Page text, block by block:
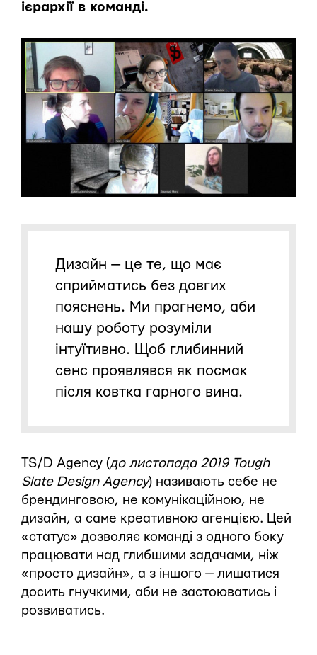
ієрархії в команді.
Дизайн — це те, що має
сприйматись без довгих
пояснень. Ми прагнемо, аби
нашу роботу розуміли
інтуїтивно. Щоб глибинний
сенс проявлявся як посмак
після ковтка гарного вина.
TS/D Agency (до листопада 2019 Tough
Slate Design Agency) називають себе не
брендинговою, не комунікаційною, не
дизайн, а саме креативною агенцією. Цей
«статус» дозволяє команді з одного боку
працювати над глибшими задачами, ніж
«просто дизайн», а з іншого — лишатися
досить гнучкими, аби не застоюватись і
розвиватись.